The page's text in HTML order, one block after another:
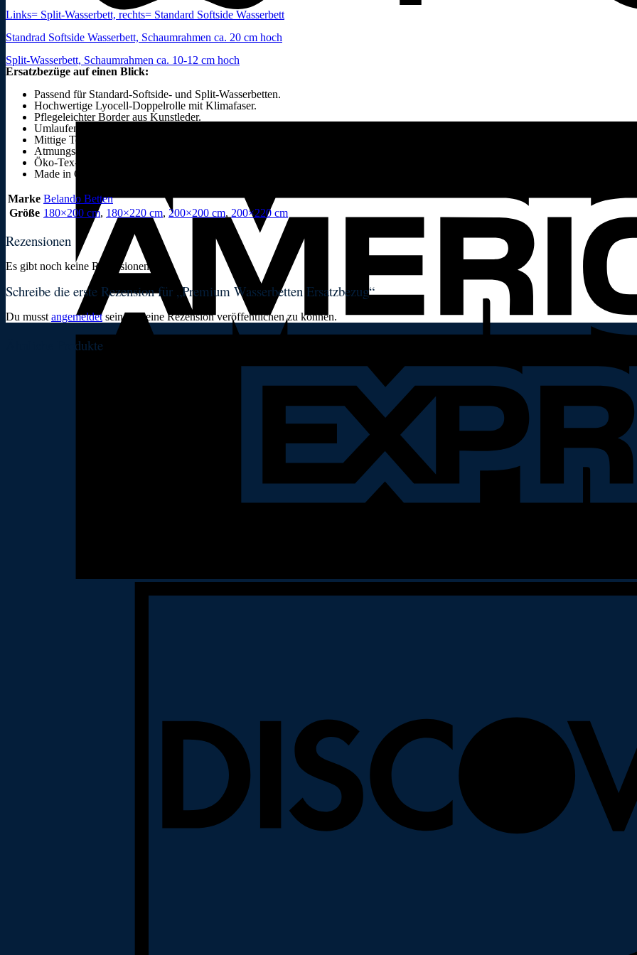
Links= Split-Wasserbett, rechts= Standard Softside Wasserbett
Standrad Softside Wasserbett, Schaumrahmen ca. 20 cm hoch
Split-Wasserbett, Schaumrahmen ca. 10-12 cm hoch
Ersatzbezüge auf einen Blick:
Passend für Standard-Softside- und Split-Wasserbetten.
Hochwertige Lyocell-Doppelrolle mit Klimafaser.
Pflegeleichter Border aus Kunstleder.
Umlaufender 4-seitiger Reißverschluss.
Mittige Teilung bei Breiten ab 160 cm.
Atmungsaktiv, temperaturausgleichend und hautsympathisch.
Öko-Tex-zertifiziert, 60 Grad waschbar und langlebig.
Made in Germany.
Marke Belando Betten
Größe 180×200 cm, 180×220 cm, 200×200 cm, 200×220 cm
Rezensionen
Es gibt noch keine Rezensionen.
Schreibe die erste Rezension für „Premium Wasserbetten Ersatzbezug“
Du musst angemeldetsein, um eine Rezension veröffentlichen zu können.
Ähnliche Produkte